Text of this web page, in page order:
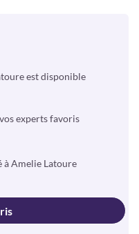
est disponible
experts favoris
à Amelie Latoure